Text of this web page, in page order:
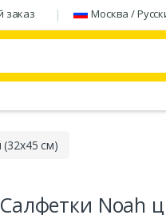
заказ Москва /
см)
Салфетки Noah